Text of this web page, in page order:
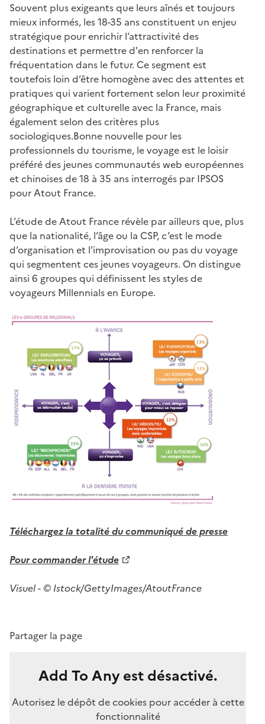
Souvent plus exigeants que leurs aînés et toujours
mieux informés, les 18-35 ans constituent un enjeu
stratégique pour enrichir l’attractivité des
destinations et permettre d'en renforcer la
fréquentation dans le futur. Ce segment est
toutefois loin d’être homogène avec des attentes et
pratiques qui varient fortement selon leur proximité
géographique et culturelle avec la France, mais
également selon des critères plus
sociologiques.Bonne nouvelle pour les
professionnels du tourisme, le voyage est le loisir
préféré des jeunes communautés web européennes
et chinoises de 18 à 35 ans interrogés par IPSOS
pour Atout France.
L’étude de Atout France révèle par ailleurs que, plus
que la nationalité, l’âge ou la CSP, c’est le mode
d’organisation et l’improvisation ou pas du voyage
qui segmentent ces jeunes voyageurs. On distingue
ainsi 6 groupes qui définissent les styles de
voyageurs Millennials en Europe.
Téléchargez la totalité du communiqué de presse
Pour commander l'étude
Visuel - © Istock/GettyImages/AtoutFrance
Partager la page
Add To Any est désactivé.
Autorisez le dépôt de cookies pour accéder à cette
fonctionnalité